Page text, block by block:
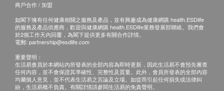
Power Living 之產品提供七日品質保証服務，如產
品有品質的差異問題（不包括外觀問題），可在7
天內自行到Power Living更換，但更換貨品必須其
包裝完整、無任何損毁及刮花痕跡、未填寫保用
證，並只限更換相同型號之貨品，但每個產品只能
更換一次。
商戶合作 / 加盟
如閣下擁有任何健康相關之服務及產品，並有興趣成為健康網購 health.ESDlife
的服務及產品供應商，歡迎與健康網購 health.ESDlife業務發展部聯絡。我們會
於2個工作天內回覆，為閣下提供更多有關合作詳情。
電郵: partnership@esdlife.com
重要聲明：
生活易會員於本網站內所發表的全部內容為即時更新，因此生活易不會預先審查
任何內容，並不會保證其準確性、完整性及質量。此外，會員所發表的全部內容
均屬個人意見，並不代表生活易之言論及立場。如從而引起任何損失或法律糾
紛，生活易概不負責。有關詳情請參閱生活易的免責聲明。